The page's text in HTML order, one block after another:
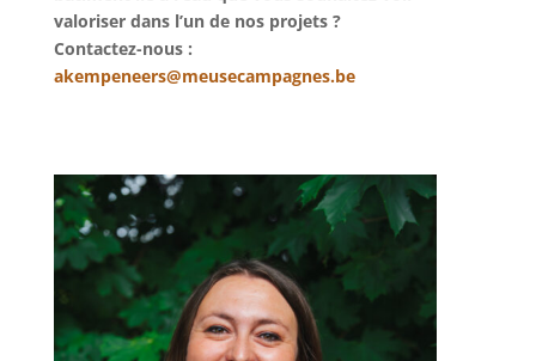
valoriser dans l’un de nos projets ?
Contactez-nous :
akempeneers@meusecampagnes.be